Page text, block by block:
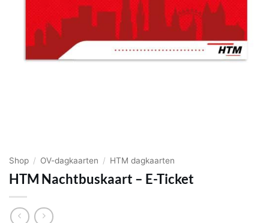
Shop / OV-dagkaarten / HTM dagkaarten
HTM Nachtbuskaart – E-Ticket